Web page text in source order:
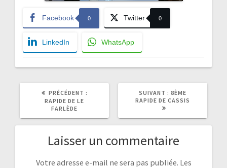
Facebook 0 Twitter 0
LinkedIn WhatsApp
PRÉCÉDENT :
RAPIDE DE LE
FARLÈDE
SUIVANT : ARTICLE
SUIVANT
8ÈME
RAPIDE DE CASSIS
Laisser un commentaire
Votre adresse e-mail ne sera pas publiée. Les